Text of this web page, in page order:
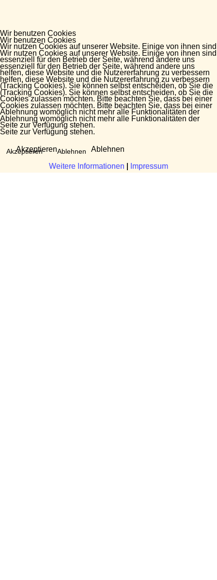
Wir benutzen Cookies
Wir nutzen Cookies auf unserer Website. Einige von ihnen sind
essenziell für den Betrieb der Seite, während andere uns
helfen, diese Website und die Nutzererfahrung zu verbessern
(Tracking Cookies). Sie können selbst entscheiden, ob Sie die
Cookies zulassen möchten. Bitte beachten Sie, dass bei einer
Ablehnung womöglich nicht mehr alle Funktionalitäten der
Seite zur Verfügung stehen.
Akzeptieren Ablehnen
Weitere Informationen Impressum
Wir benutzen Cookies
Wir nutzen Cookies auf unserer Website. Einige von ihnen sind
essenziell für den Betrieb der Seite, während andere uns
helfen, diese Website und die Nutzererfahrung zu verbessern
(Tracking Cookies). Sie können selbst entscheiden, ob Sie die
Cookies zulassen möchten. Bitte beachten Sie, dass bei einer
Ablehnung womöglich nicht mehr alle Funktionalitäten der
Seite zur Verfügung stehen.
Akzeptieren Ablehnen
Weitere Informationen Impressum